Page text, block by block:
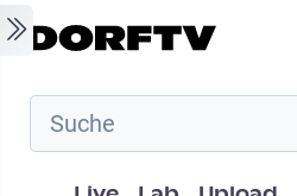
Skip to main content
Hauptnavigation